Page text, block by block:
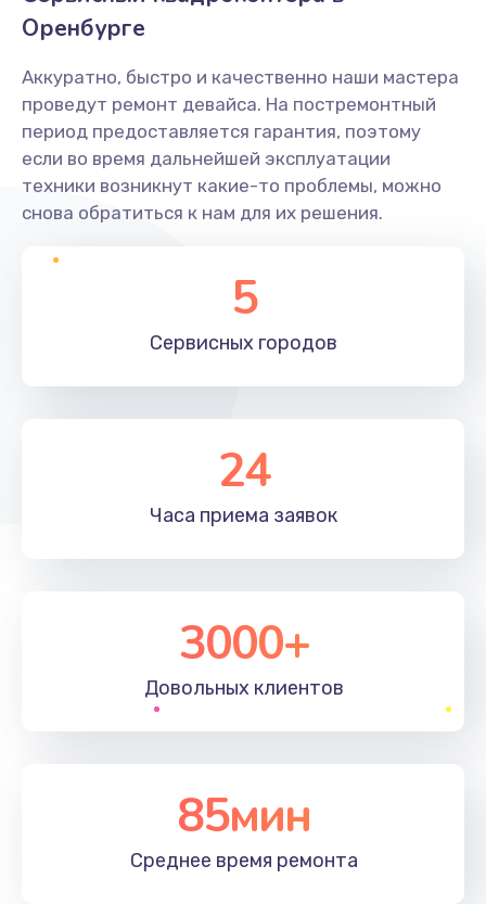
Оренбурге
Аккуратно, быстро и качественно наши мастера
проведут ремонт девайса. На постремонтный
период предоставляется гарантия, поэтому
если во время дальнейшей эксплуатации
техники возникнут какие-то проблемы, можно
снова обратиться к нам для их решения.
5
Сервисных городов
24
Часа приема заявок
3000+
Довольных клиентов
85мин
Среднее время ремонта